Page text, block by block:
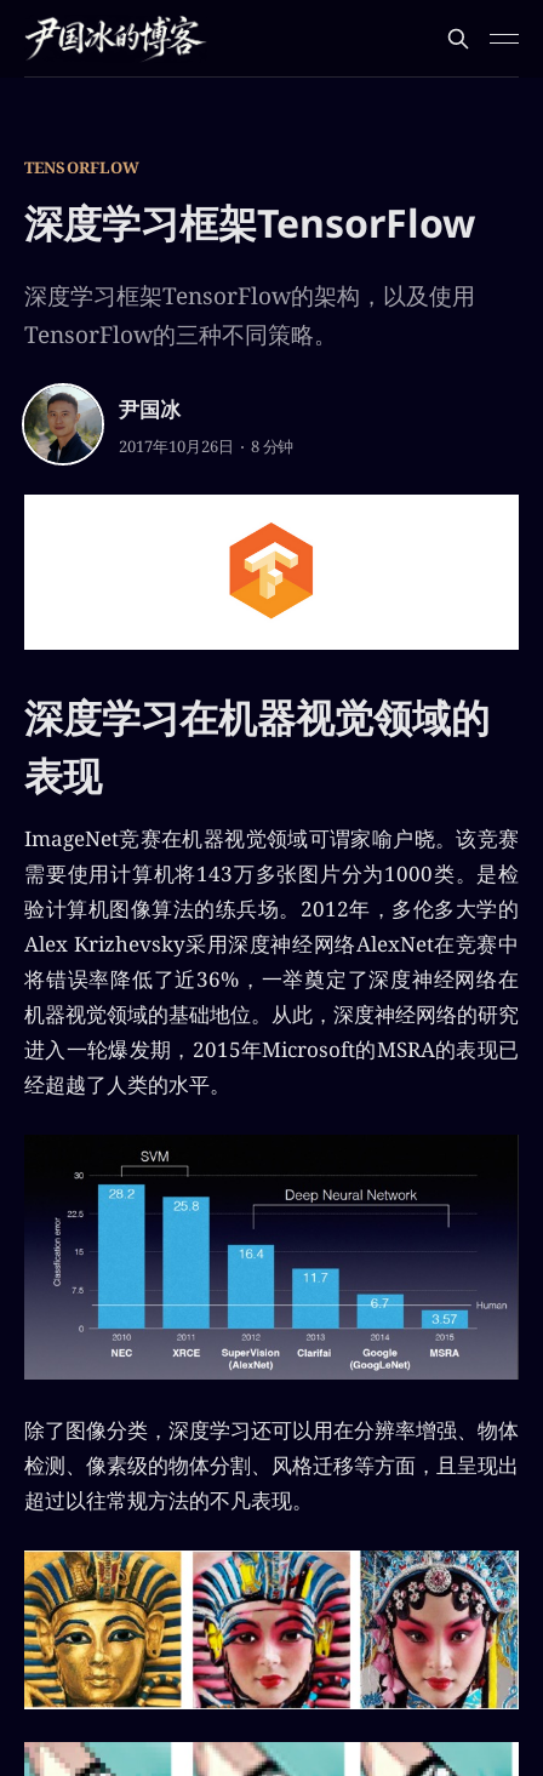
TENSORFLOW
深度学习框架TensorFlow
深度学习框架TensorFlow的架构，以及使用
TensorFlow的三种不同策略。
尹国冰
2017年10月26日 8 分钟
深度学习在机器视觉领域的
表现
ImageNet竞赛在机器视觉领域可谓家喻户晓。该竞赛
需要使用计算机将143万多张图片分为1000类。是检
验计算机图像算法的练兵场。2012年，多伦多大学的
Alex Krizhevsky采用深度神经网络AlexNet在竞赛中
将错误率降低了近36%，一举奠定了深度神经网络在
机器视觉领域的基础地位。从此，深度神经网络的研究
进入一轮爆发期，2015年Microsoft的MSRA的表现已
经超越了人类的水平。
除了图像分类，深度学习还可以用在分辨率增强、物体
检测、像素级的物体分割、风格迁移等方面，且呈现出
超过以往常规方法的不凡表现。